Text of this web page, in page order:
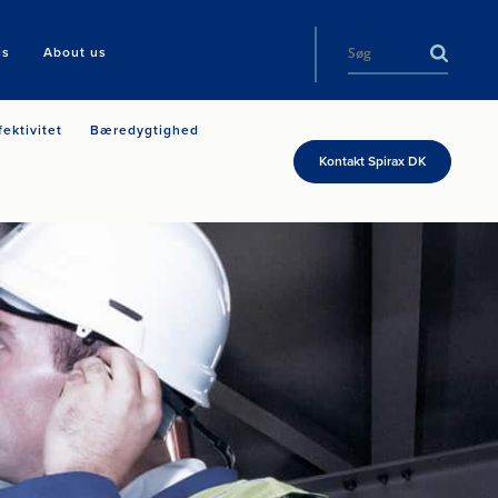
About us
Bæredygtighed
Kontakt Spirax DK